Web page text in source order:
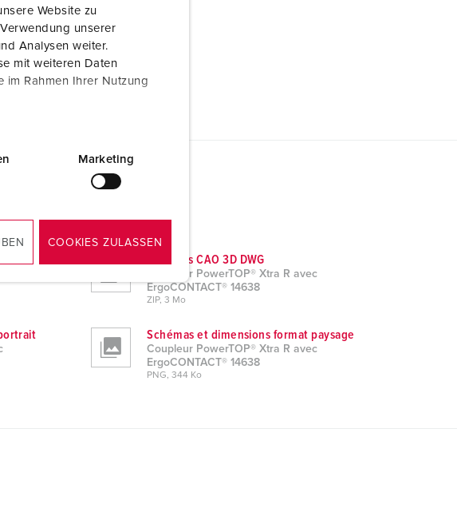
Website zu
unserer
Analysen weiter.
mit weiteren Daten
im Rahmen Ihrer Nutzung
Marketing
COOKIES ZULASSEN
Données CAO 3D DWG
Coupleur PowerTOP® Xtra R avec
ErgoCONTACT® 14638
ZIP, 3 Mo
Schémas et dimensions format paysage
Coupleur PowerTOP® Xtra R avec
ErgoCONTACT® 14638
PNG, 344 Ko